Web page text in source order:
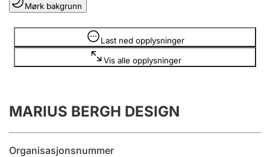
Lag og forening
Registrere, endre, slette
Årsregnskap
Innsending og forsinkelsesgebyr
Mørk bakgrunn
Last ned opplysninger
Vis alle opplysninger
Opplysninger er skjult
MARIUS BERGH DESIGN
Organisasjonsnummer